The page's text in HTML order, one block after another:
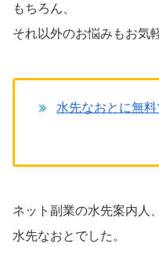
もちろん、
それ以外のお悩みもお気
水先なおとに無
ネット副業の水先案内人、
水先なおとでした。